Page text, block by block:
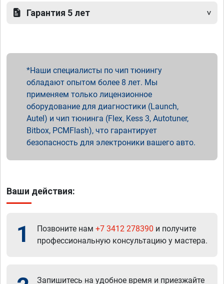
Гарантия 5 лет
Наши специалисты по чип тюнингу
обладают опытом более 8 лет. Мы
применяем только лицензионное
оборудование для диагностики (Launch,
Autel) и чип тюнинга (Flex, Kess 3, Autotuner,
Bitbox, PCMFlash), что гарантирует
безопасность для электроники вашего авто.
Ваши действия:
1 Позвоните нам +7 3412 278390 и получите
профессиональную консультацию у мастера.
Запишитесь на удобное время и приезжайте